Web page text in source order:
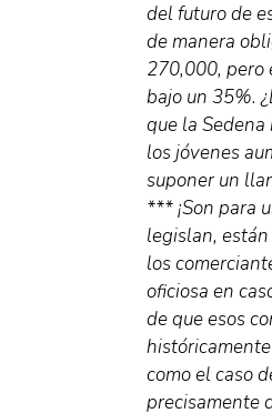
del futuro de
de manera
270,000, pero
bajo un 35%.
que la
los jóvenes
suponer un
*** ¡Son para
legislan,
los
oficiosa en
de que esos
como el caso
precisamente